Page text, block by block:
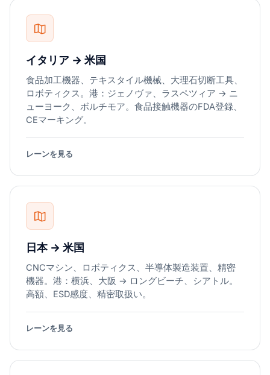
イタリア → 米国
食品加工機器、テキスタイル機械、大理石切断工具、
ロボティクス。港：ジェノヴァ、ラスペツィア → ニ
ューヨーク、ボルチモア。食品接触機器のFDA登録、
CEマーキング。
レーンを見る
日本 → 米国
CNCマシン、ロボティクス、半導体製造装置、精密
機器。港：横浜、大阪 → ロングビーチ、シアトル。
高額、ESD感度、精密取扱い。
レーンを見る